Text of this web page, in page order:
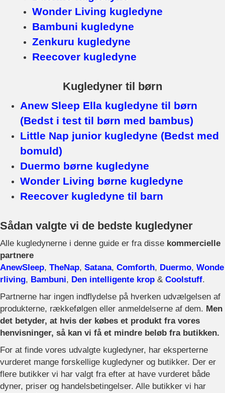
Wonder Living kugledyne
Bambuni kugledyne
Zenkuru kugledyne
Reecover kugledyne
Kugledyner til børn
Anew Sleep Ella kugledyne til børn
(Bedst i test til børn med bambus)
Little Nap junior kugledyne (Bedst med
bomuld)
Duermo børne kugledyne
Wonder Living børne kugledyne
Reecover kugledyne til barn
Sådan valgte vi de bedste kugledyner
Alle kugledynerne i denne guide er fra disse kommercielle
partnere
AnewSleep, TheNap, Satana, Comforth, Duermo, Wonde
rliving, Bambuni, Den intelligente krop & Coolstuff.
Partnerne har ingen indflydelse på hverken udvælgelsen af
produkterne, rækkefølgen eller anmeldelserne af dem. Men
det betyder, at hvis der købes et produkt fra vores
henvisninger, så kan vi få et mindre beløb fra butikken.
For at finde vores udvalgte kugledyner, har eksperterne
vurderet mange forskellige kugledyner og butikker. Der er
flere butikker vi har valgt fra efter at have vurderet både
dyner, priser og handelsbetingelser. Alle butikker vi har